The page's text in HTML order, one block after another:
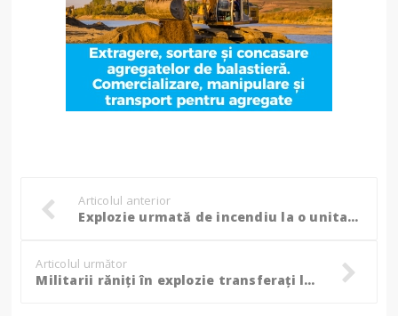
Articolul anterior
Explozie urmată de incendiu la o unitate militară din municipiul Botoșani! Două persoane rănite, ajutor solicitat și de la Suceava!
Articolul următor
Militarii răniți în explozie transferați la Bruxelles, rugăciuni în biserică pentru cei doi tineri!